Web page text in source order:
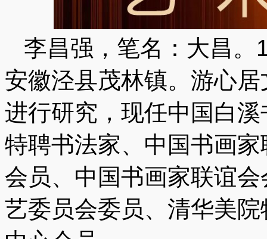
李昌强，笔名：大昌
安徽泾县茂林镇。游心
进行研究，现任中国白
特聘书法家、中国书画
会员、中国书画家联谊
艺委员会委员、清华美